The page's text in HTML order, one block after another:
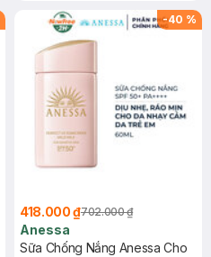
-40 %
418.000 ₫702.000 ₫
Anessa
Sữa Chống Nắng Anessa Cho